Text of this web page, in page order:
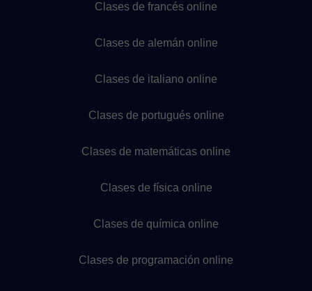
Clases de francés online
Clases de alemán online
Clases de italiano online
Clases de portugués online
Clases de matemáticas online
Clases de física online
Clases de química online
Clases de programación online